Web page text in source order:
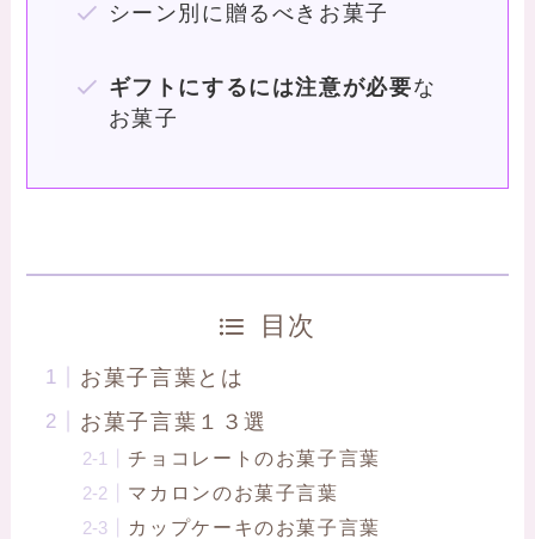
シーン別に贈るべきお菓子
ギフトにするには注意が必要な
お菓子
目次
お菓子言葉とは
お菓子言葉１３選
チョコレートのお菓子言葉
マカロンのお菓子言葉
カップケーキのお菓子言葉